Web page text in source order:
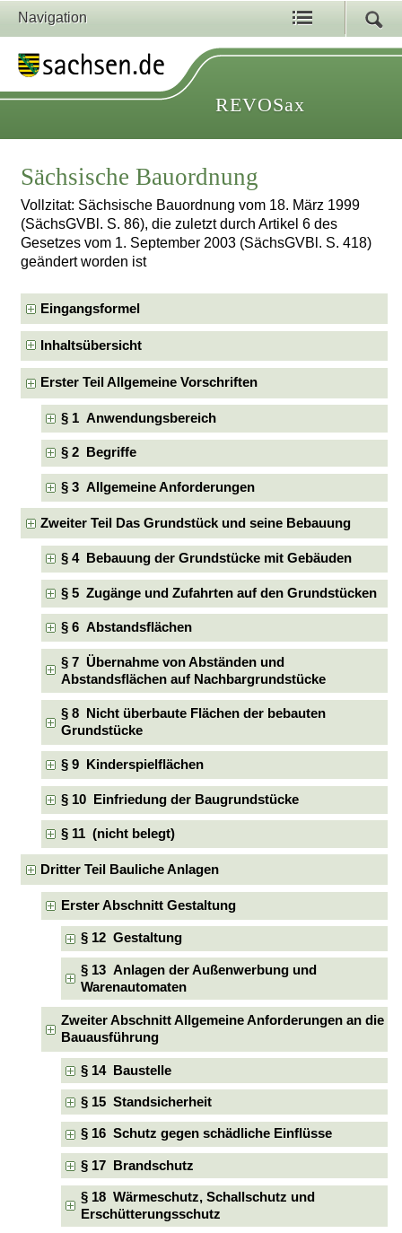
Navigation
REVOSax
Sächsische Bauordnung
Vollzitat: Sächsische Bauordnung vom 18. März 1999
(SächsGVBl. S. 86), die zuletzt durch Artikel 6 des
Gesetzes vom 1. September 2003 (SächsGVBl. S. 418)
geändert worden ist
Eingangsformel
Inhaltsübersicht
Erster Teil Allgemeine Vorschriften
§ 1 Anwendungsbereich
§ 2 Begriffe
§ 3 Allgemeine Anforderungen
Zweiter Teil Das Grundstück und seine Bebauung
§ 4 Bebauung der Grundstücke mit Gebäuden
§ 5 Zugänge und Zufahrten auf den Grundstücken
§ 6 Abstandsflächen
§ 7 Übernahme von Abständen und
Abstandsflächen auf Nachbargrundstücke
§ 8 Nicht überbaute Flächen der bebauten
Grundstücke
§ 9 Kinderspielflächen
§ 10 Einfriedung der Baugrundstücke
§ 11 (nicht belegt)
Dritter Teil Bauliche Anlagen
Erster Abschnitt Gestaltung
§ 12 Gestaltung
§ 13 Anlagen der Außenwerbung und
Warenautomaten
Zweiter Abschnitt Allgemeine Anforderungen an die
Bauausführung
§ 14 Baustelle
§ 15 Standsicherheit
§ 16 Schutz gegen schädliche Einflüsse
§ 17 Brandschutz
§ 18 Wärmeschutz, Schallschutz und
Erschütterungsschutz